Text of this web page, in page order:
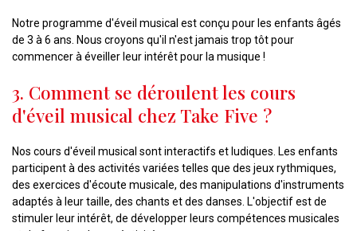
Notre programme d'éveil musical est conçu pour les enfants âgés
de 3 à 6 ans. Nous croyons qu'il n'est jamais trop tôt pour
commencer à éveiller leur intérêt pour la musique !
3. Comment se déroulent les cours
d'éveil musical chez Take Five ?
Nos cours d'éveil musical sont interactifs et ludiques. Les enfants
participent à des activités variées telles que des jeux rythmiques,
des exercices d'écoute musicale, des manipulations d'instruments
adaptés à leur taille, des chants et des danses. L'objectif est de
stimuler leur intérêt, de développer leurs compétences musicales